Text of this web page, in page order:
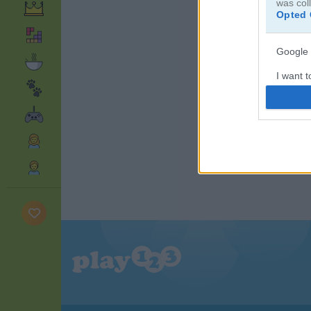
was
Opted
Google
I want
web
I want